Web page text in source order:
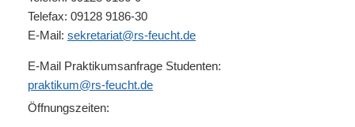
Telefax: 09128 9186-30
E-Mail: sekretariat@rs-feucht.de
E-Mail Praktikumsanfrage Studenten:
praktikum@rs-feucht.de
Öffnungszeiten: